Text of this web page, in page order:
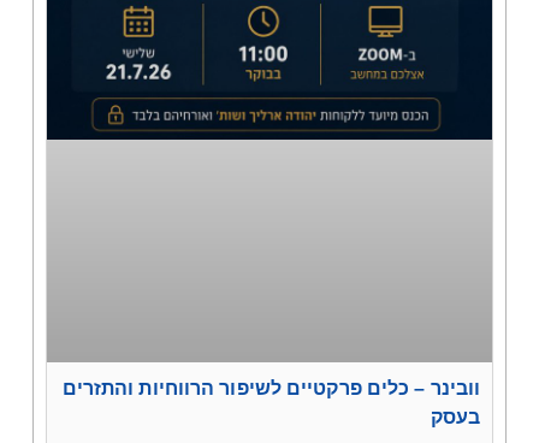
וובינר – כלים פרקטיים לשיפור הרווחיות והתזרים
בעסק